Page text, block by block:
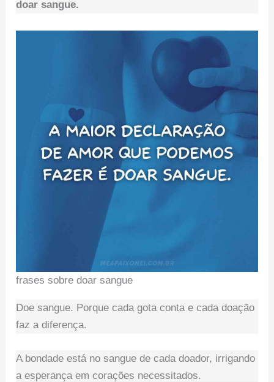
doar sangue.
frases sobre doar sangue
Doe sangue. Porque cada gota conta e cada doação
faz a diferença.
A bondade está no sangue de cada doador, irrigando
a esperança em corações necessitados.